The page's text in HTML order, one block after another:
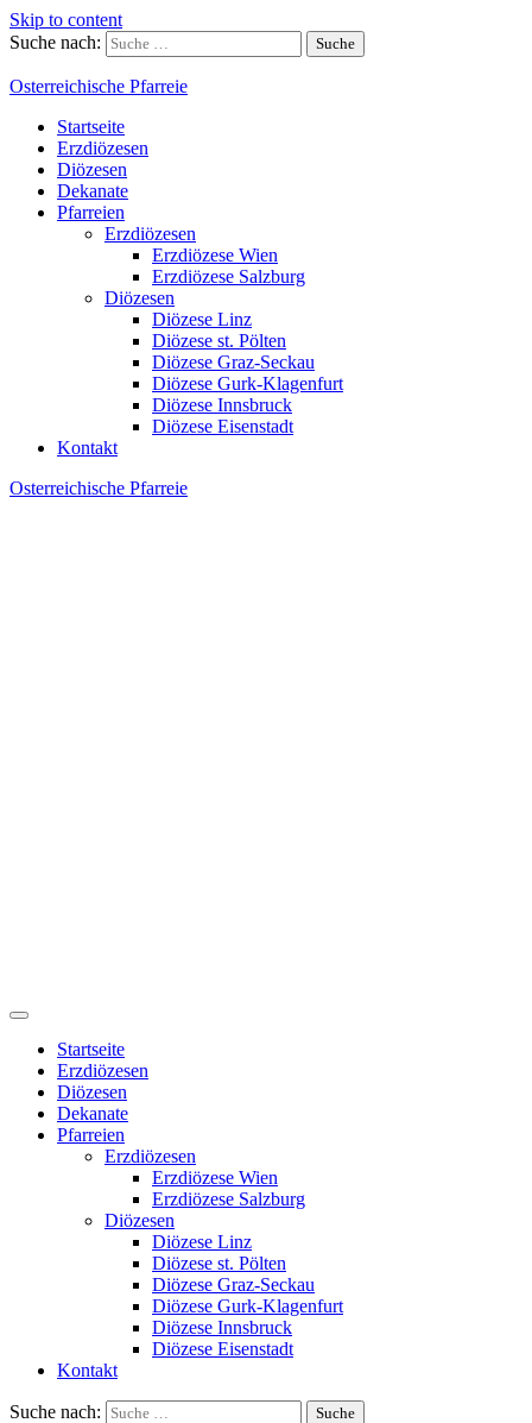
Skip to content
Suche nach:
Osterreichische Pfarreie
Startseite
Erzdiözesen
Diözesen
Dekanate
Pfarreien
Erzdiözesen
Erzdiözese Wien
Erzdiözese Salzburg
Diözesen
Diözese Linz
Diözese st. Pölten
Diözese Graz-Seckau
Diözese Gurk-Klagenfurt
Diözese Innsbruck
Diözese Eisenstadt
Kontakt
Osterreichische Pfarreie
Startseite
Erzdiözesen
Diözesen
Dekanate
Pfarreien
Erzdiözesen
Erzdiözese Wien
Erzdiözese Salzburg
Diözesen
Diözese Linz
Diözese st. Pölten
Diözese Graz-Seckau
Diözese Gurk-Klagenfurt
Diözese Innsbruck
Diözese Eisenstadt
Kontakt
Suche nach: